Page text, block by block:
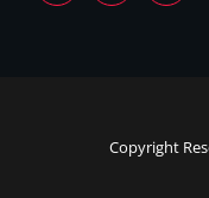
Copyright